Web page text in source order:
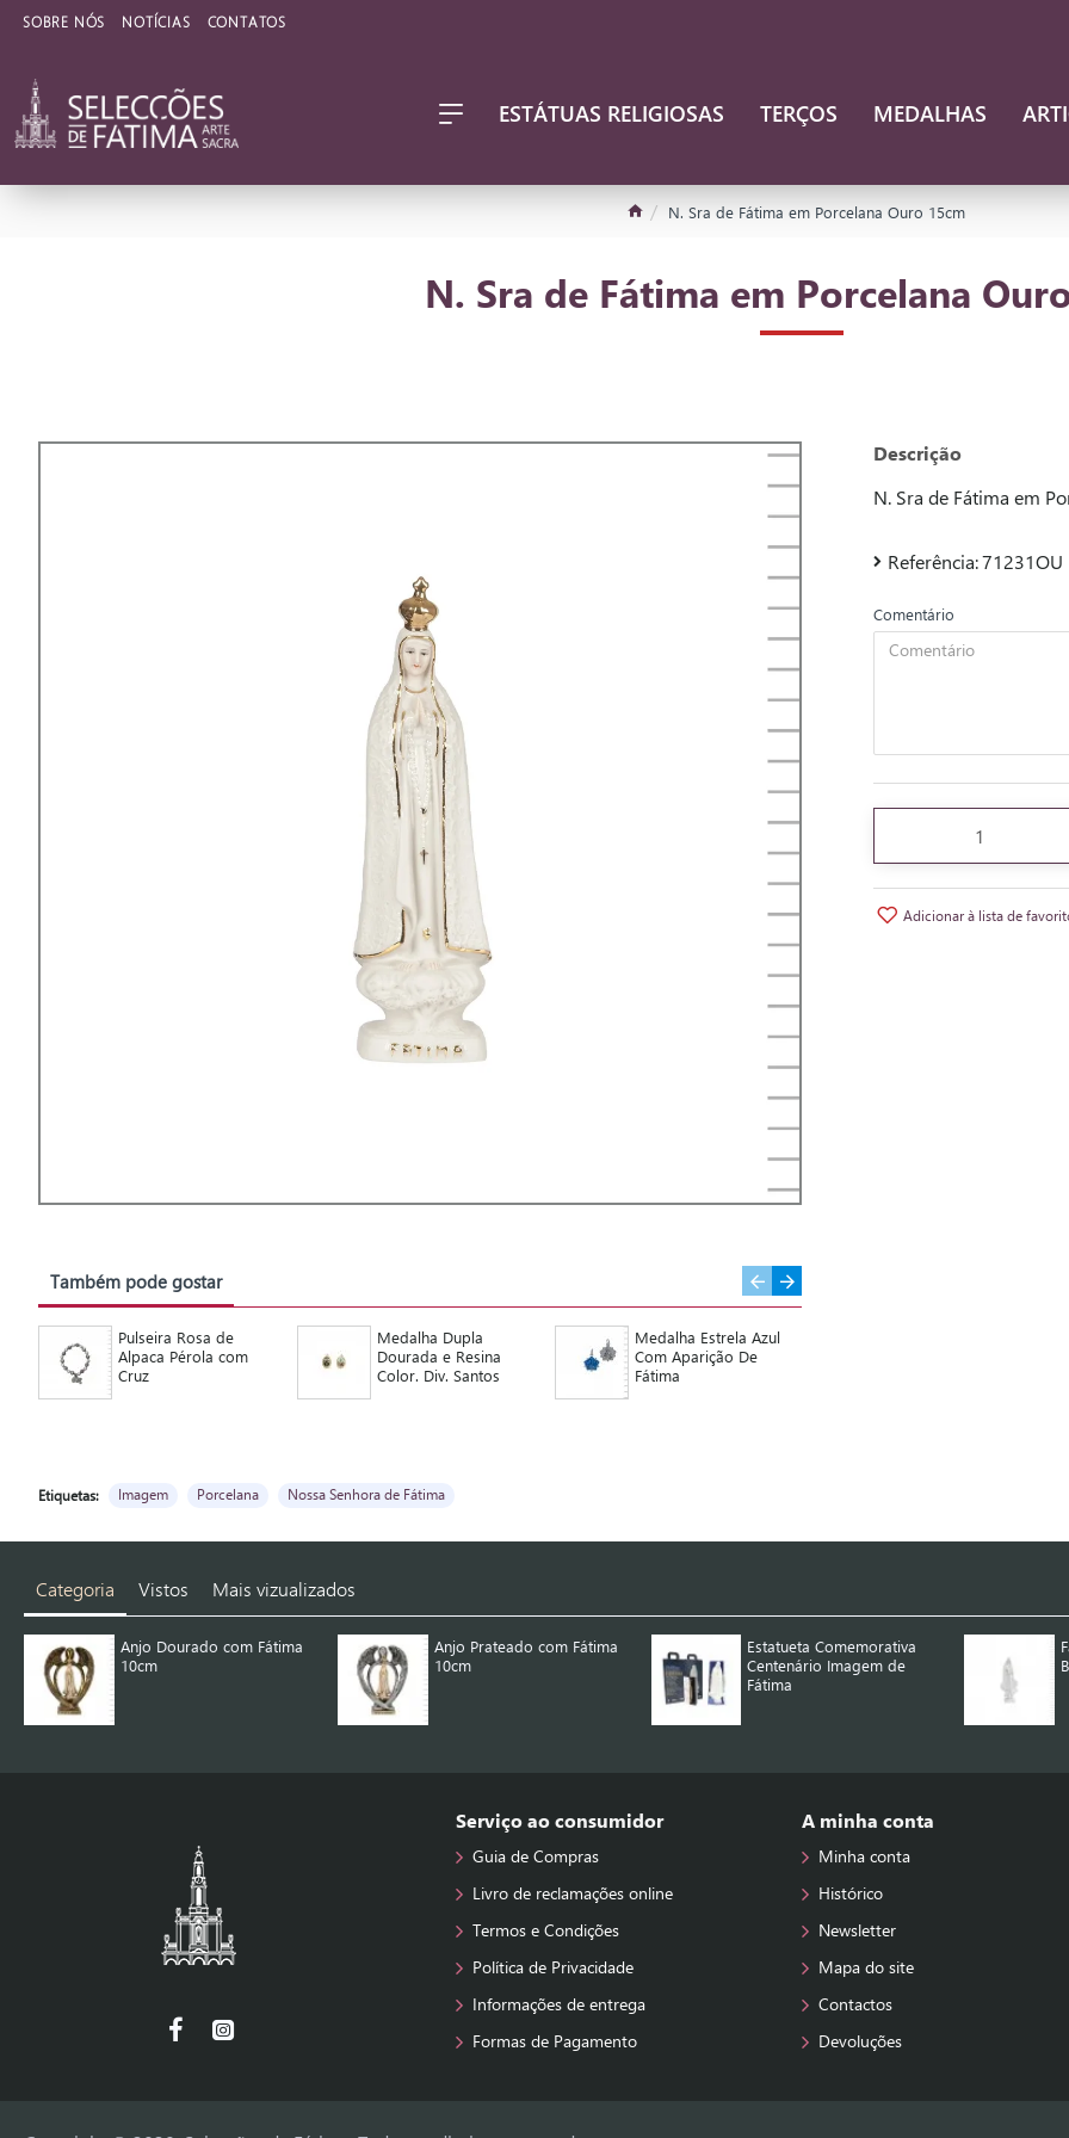
SOBRE NÓS NOTÍCIAS CONTATOS
ESTÁTUAS RELIGIOSAS TERÇOS MEDALHAS
N. Sra de Fátima em Porcelana Ouro 15cm
N. Sra de Fátima em Porcelana
Também pode gostar
Pulseira Rosa de
Alpaca Pérola com
Cruz
Medalha Dupla
Dourada e Resina
Color. Div. Santos
Medalha Estrela Azul
Com Aparição De
Fátima
Descrição
N. Sra de Fátima em
Referência:71231OU
Comentário
Adicionar à lista de
Etiquetas: Imagem Porcelana Nossa Senhora de Fátima
Categoria Vistos Mais vizualizados
Anjo Dourado com Fátima
10cm
Anjo Prateado com Fátima
10cm
Estatueta Comemorativa
Centenário Imagem de
Fátima
Serviço ao consumidor
Guia de Compras
Livro de reclamações online
Termos e Condições
Política de Privacidade
Informações de entrega
Formas de Pagamento
A minha conta
Minha conta
Histórico
Newsletter
Mapa do site
Contactos
Devoluções